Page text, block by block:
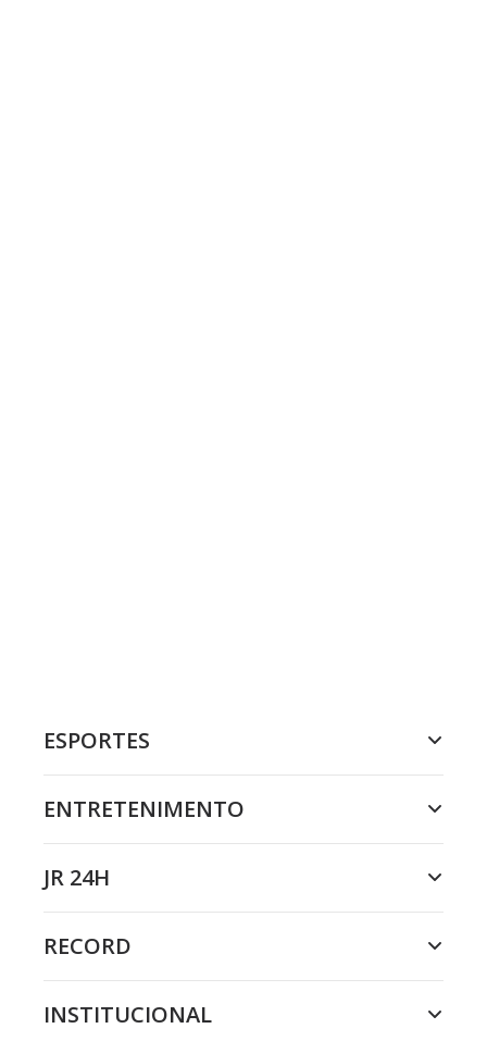
ESPORTES
ENTRETENIMENTO
JR 24H
RECORD
INSTITUCIONAL